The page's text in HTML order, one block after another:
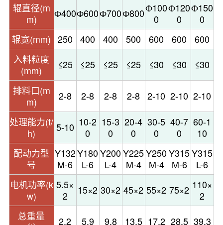
辊直径(m
m)
Ф400Ф600Ф700Ф800Ф100
0
Ф120
0
Ф150
0
辊宽(mm) 250 400 400 500 600 600
600
入料粒度
(mm)
≤25 ≤25 ≤25 ≤25 ≤30 ≤30
≤30
排料口(m
m)
2-8 2-8 2-8 2-8 2-10 2-10 2-10
处理能力(t/
h)
5-10 10-2
0
15-3
0
20-4
0
30-5
0
40-7
0
60-1
10
配动力型
号
Y132
M-6
Y180
L-6
Y200
L-4
Y225
M-4
Y250
M-4
Y315
M-6
Y315
L-6
电机功率(k
w)
5.5×
2
15×2 30×2 45×2 55×2 75×2 110×
2
总重量
2.2 5.9 9.8 13.5 17.2 28.5 39.3